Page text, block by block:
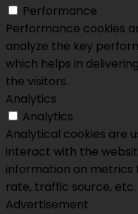
Performance
Performance cookies
analyze the key
which helps in
the visitors.
Analytics
Analytics
Analytical cookies are
interact with the
information on metrics
rate, traffic source, etc.
Advertisement